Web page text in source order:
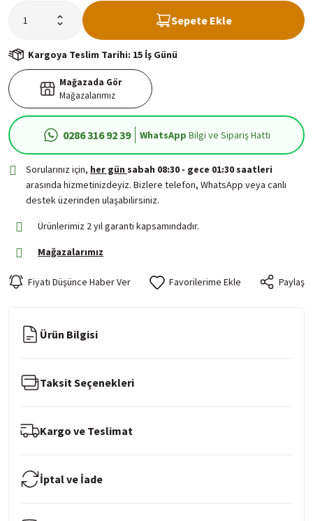
Sepete Ekle
Kargoya Teslim Tarihi: 15 İş Günü
Mağazada Gör
Mağazalarımız
0286 316 92 39 WhatsApp Bilgi ve Sipariş Hattı
Sorularınız için, her gün sabah 08:30 - gece 01:30 saatleri
arasında hizmetinizdeyiz. Bizlere telefon, WhatsApp veya canlı
destek üzerinden ulaşabilirsiniz.
Ürünlerimiz 2 yıl garanti kapsamındadır.
Mağazalarımız
Fiyatı Düşünce Haber Ver Paylaş
Ürün Bilgisi
Taksit Seçenekleri
Kargo ve Teslimat
İptal ve İade